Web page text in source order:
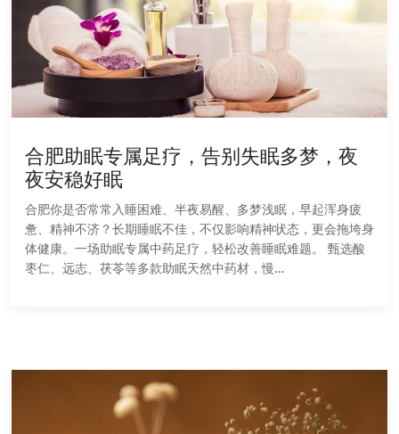
合肥助眠专属足疗，告别失眠多梦，夜
夜安稳好眠
合肥你是否常常入睡困难、半夜易醒、多梦浅眠，早起浑身疲
惫、精神不济？长期睡眠不佳，不仅影响精神状态，更会拖垮身
体健康。一场助眠专属中药足疗，轻松改善睡眠难题。 甄选酸
枣仁、远志、茯苓等多款助眠天然中药材，慢…